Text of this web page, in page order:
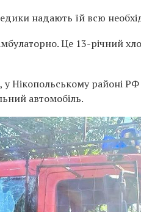
надають їй всю
Це 13-річний
у Нікопольському районі
автомобіль.